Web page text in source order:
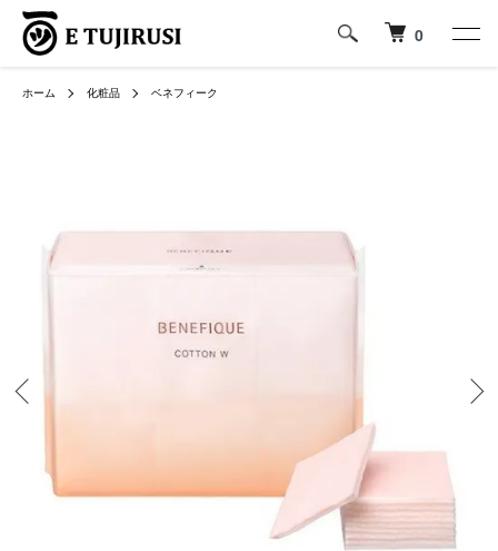
0
ホーム 化粧品 ベネフィーク